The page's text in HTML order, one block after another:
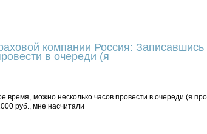
компании Россия:
в очереди (я
время, можно несколько часов провести в очереди (я
руб., мне насчитали